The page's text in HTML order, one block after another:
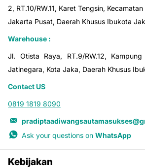
2, RT.10/RW.11, Karet Tengsin,
Jakarta Pusat, Daerah Khusus Ibukota
Warehouse :
Jl. Otista Raya, RT.9/RW.12,
Jatinegara, Kota Jaka, Daerah Khusus
Contact US
0819 1819 8090
Ask your questions on WhatsApp
Kebijakan